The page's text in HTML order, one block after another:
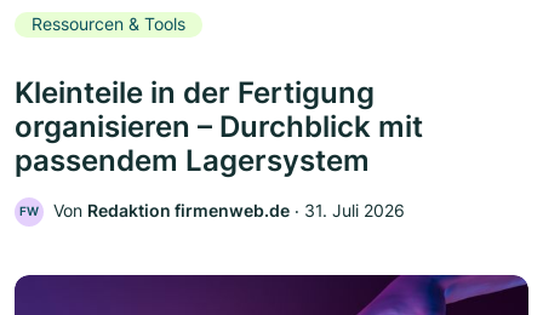
Ressourcen & Tools
Kleinteile in der Fertigung
organisieren – Durchblick mit
passendem Lagersystem
FW Von Redaktion firmenweb.de ‧ 31. Juli 2026